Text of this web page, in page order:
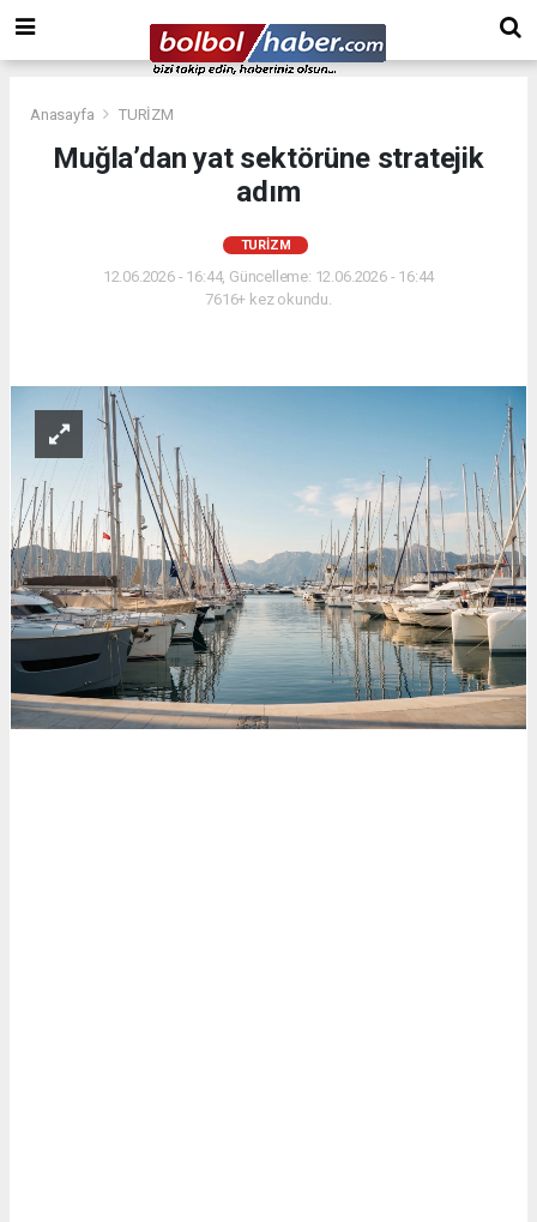
Anasayfa TURİZM
Muğla’dan yat sektörüne stratejik
adım
TURİZM
12.06.2026 - 16:44, Güncelleme: 12.06.2026 - 16:44
7616+ kez okundu.